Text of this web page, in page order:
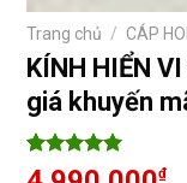
Trang chủ / CÁP
KÍNH HIỂN
giá khuyến
5trên 5
48
₫